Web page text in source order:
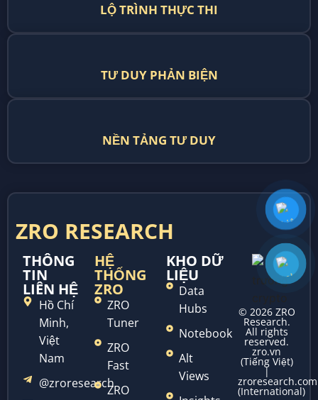
LỘ TRÌNH THỰC THI
TƯ DUY PHẢN BIỆN
NỀN TẢNG TƯ DUY
ZRO RESEARCH
THÔNG
TIN
LIÊN HỆ
Hồ Chí
Minh,
Việt
Nam
@zroresearch
HỆ
THỐNG
ZRO
ZRO
Tuner
ZRO
Fast
ZRO
KHO DỮ
LIỆU
Data
Hubs
Notebook
Alt
Views
© 2026 ZRO
Research.
All rights
reserved.
zro.vn
(Tiếng Việt)
|
zroresearch.com
(International)